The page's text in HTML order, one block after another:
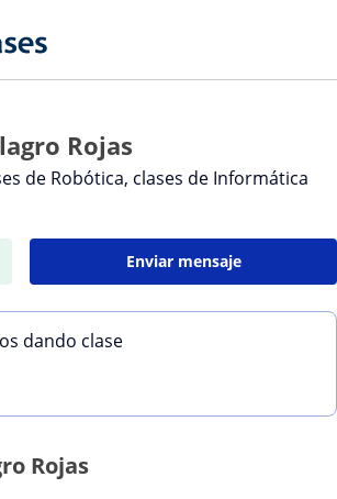
Rojas
de Robótica, clases de Informática
Enviar mensaje
dando clase
Rojas